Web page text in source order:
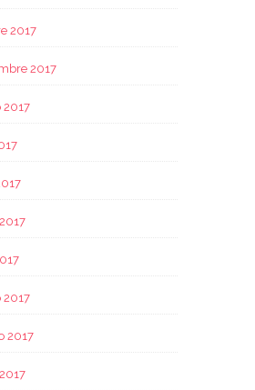
2017
2017
2017
2017
2017